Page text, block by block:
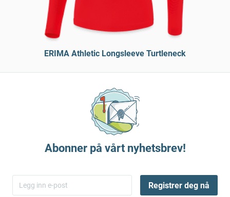
ERIMA Athletic Longsleeve Turtleneck
Abonner på vårt nyhetsbrev!
Registrer deg nå